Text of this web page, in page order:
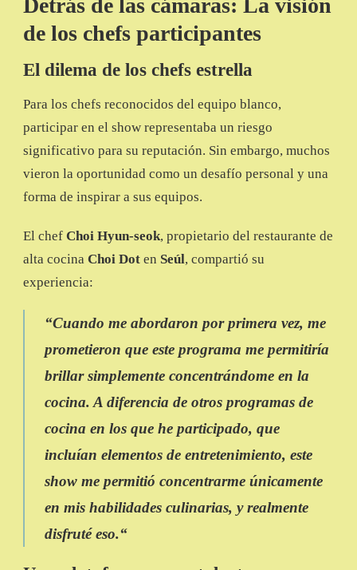
Detrás de las cámaras: La visión
de los chefs participantes
El dilema de los chefs estrella
Para los chefs reconocidos del equipo blanco,
participar en el show representaba un riesgo
significativo para su reputación. Sin embargo, muchos
vieron la oportunidad como un desafío personal y una
forma de inspirar a sus equipos.
El chef Choi Hyun-seok, propietario del restaurante de
alta cocina Choi Dot en Seúl, compartió su
experiencia:
“Cuando me abordaron por primera vez, me
prometieron que este programa me permitiría
brillar simplemente concentrándome en la
cocina. A diferencia de otros programas de
cocina en los que he participado, que
incluían elementos de entretenimiento, este
show me permitió concentrarme únicamente
en mis habilidades culinarias, y realmente
disfruté eso.“